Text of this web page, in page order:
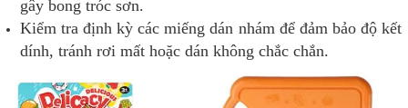
gây bong tróc sơn.
Kiểm tra định kỳ các miếng dán nhám để đảm bảo độ kết
dính, tránh rơi mất hoặc dán không chắc chắn.